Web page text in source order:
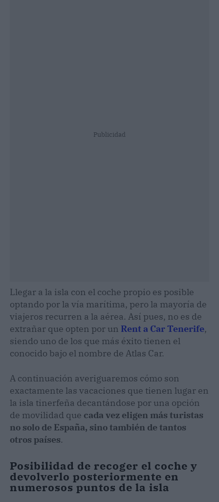
Publicidad
Llegar a la isla con el coche propio es posible
optando por la vía marítima, pero la mayoría de
viajeros recurren a la aérea. Así pues, no es de
extrañar que opten por un Rent a Car Tenerife,
siendo uno de los que más éxito tienen el
conocido bajo el nombre de Atlas Car.
A continuación averiguaremos cómo son
exactamente las vacaciones que tienen lugar en
la isla tinerfeña decantándose por una opción
de movilidad que cada vez eligen más turistas
no solo de España, sino también de tantos
otros países.
Posibilidad de recoger el coche y
devolverlo posteriormente en
numerosos puntos de la isla